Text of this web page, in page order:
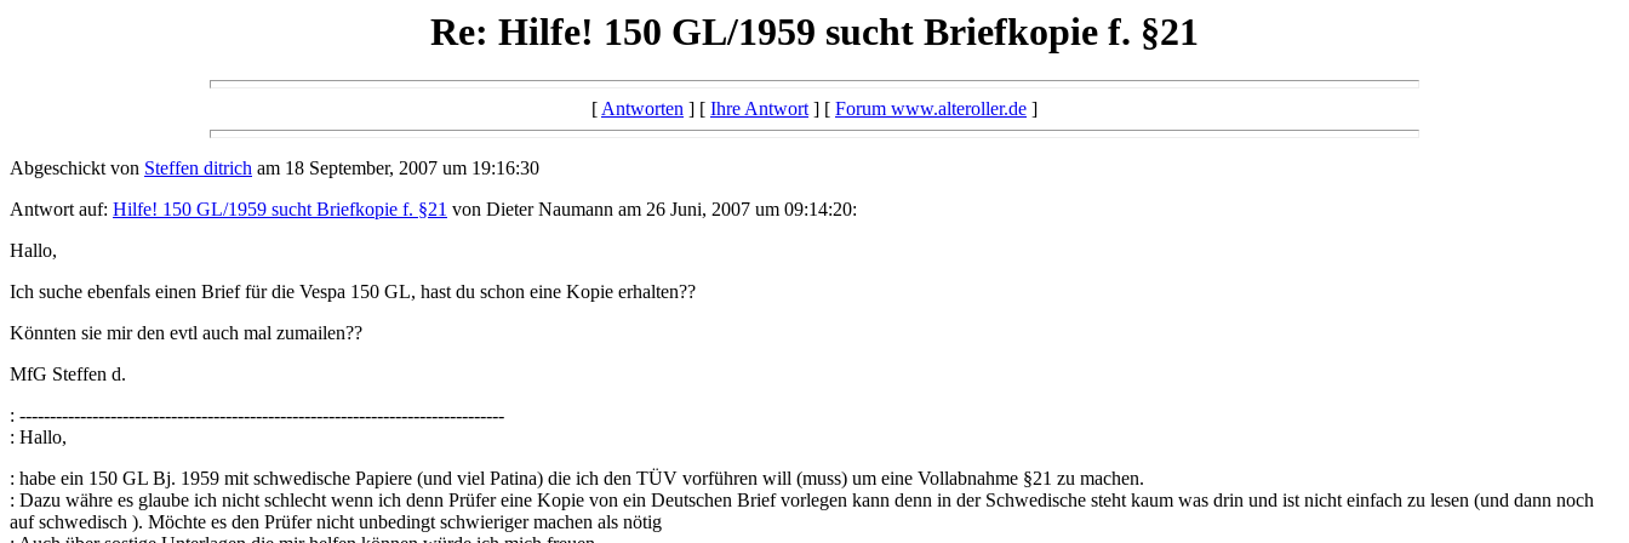
Re: Hilfe! 150 GL/1959 sucht Briefkopie f. §21
[Antworten ] [ Ihre Antwort] [ Forum www.alteroller.de ]
Abgeschickt von Steffen ditrich am 18 September, 2007 um 19:16:30
Antwort auf: Hilfe! 150 GL/1959 sucht Briefkopie f. §21 von Dieter Naumann am 26 Juni, 2007 um 09:14:20:
Hallo,
Ich suche ebenfals einen Brief für die Vespa 150 GL, hast du schon eine Kopie erhalten??
Könnten sie mir den evtl auch mal zumailen??
MfG Steffen d.
: --------------------------------------------------------------------------------
: Hallo,
: habe ein 150 GL Bj. 1959 mit schwedische Papiere (und viel Patina) die ich den TÜV vorführen will (muss) um eine Vollabnahme §21 zu machen.
: Dazu währe es glaube ich nicht schlecht wenn ich denn Prüfer eine Kopie von ein Deutschen Brief vorlegen kann denn in der Schwedische steht kaum was drin und ist nicht einfach zu lesen (und dann noch
auf schwedisch ). Möchte es den Prüfer nicht unbedingt schwieriger machen als nötig